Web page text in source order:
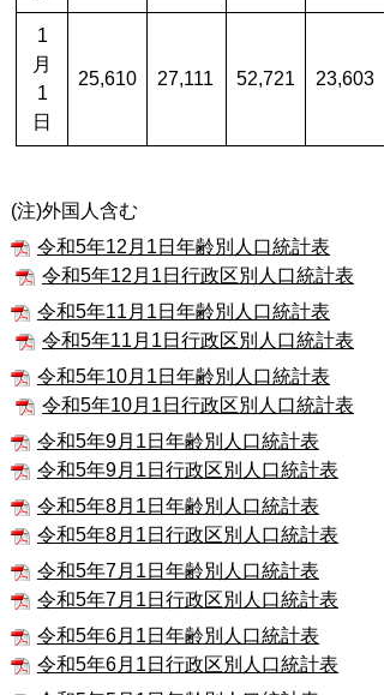
1
月
1
日
25,610 27,111 52,721 23,603
(注)外国人含む
令和5年12月1日年齢別人口統計表
令和5年12月1日行政区別人口統計表
令和5年11月1日年齢別人口統計表
令和5年11月1日行政区別人口統計表
令和5年10月1日年齢別人口統計表
令和5年10月1日行政区別人口統計表
令和5年9月1日年齢別人口統計表
令和5年9月1日行政区別人口統計表
令和5年8月1日年齢別人口統計表
令和5年8月1日行政区別人口統計表
令和5年7月1日年齢別人口統計表
令和5年7月1日行政区別人口統計表
令和5年6月1日年齢別人口統計表
令和5年6月1日行政区別人口統計表